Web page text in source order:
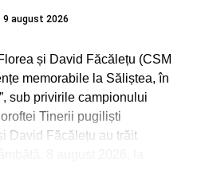
9 august 2026
și David Făcălețu (CSM
memorabile la Săliștea, în
sub privirile campionului
Tinerii pugiliști
David Făcălețu au trăit